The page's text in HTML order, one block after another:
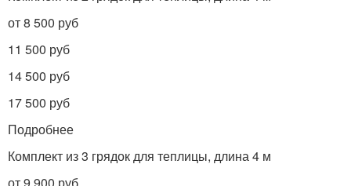
от 8 500 руб
11 500 руб
14 500 руб
17 500 руб
Подробнее
Комплект из 3 грядок для теплицы, длина 4 м